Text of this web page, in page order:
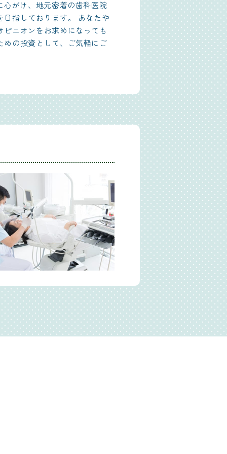
心がけ、地元密着の歯科医院
指しております。 あなたや
ニオンをお求めになっても
の投資として、ご気軽にご